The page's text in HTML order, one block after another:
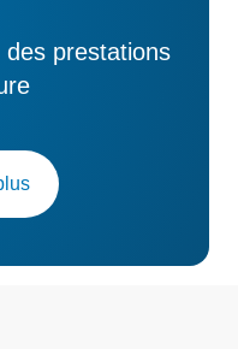
des prestations